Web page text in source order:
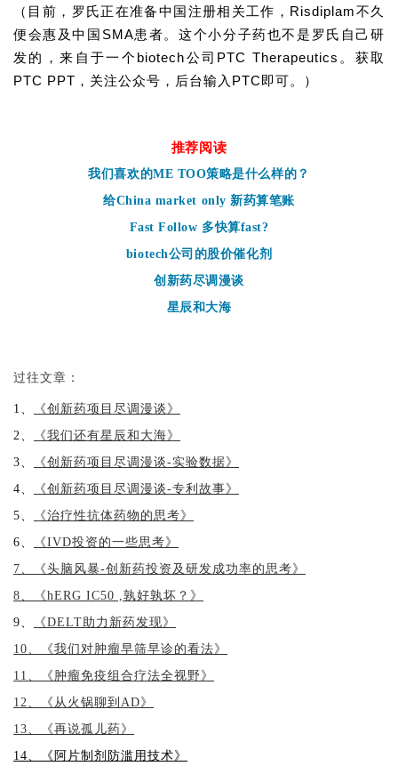
（目前，罗氏正在准备中国注册相关工作，Risdiplam不久
便会惠及中国SMA患者。这个小分子药也不是罗氏自己研
发的，来自于一个biotech公司PTC Therapeutics。获取
PTC PPT，关注公众号，后台输入PTC即可。
）
推荐阅读
我们喜欢的ME TOO策略是什么样的？
给China market only 新药算笔账
Fast Follow 多快算fast?
biotech公司的股价催化剂
创新药尽调漫谈
星辰和大海
过往文章：
1、
《创新药项目尽调漫谈》
2、
《我们还有星辰和大海》
3、
《创新药项目尽调漫谈-实验数据》
4、
《创新药项目尽调漫谈-专利故事》
5、
《治疗性抗体药物的思考》
6、
《IVD投资的一些思考》
7、《头脑风暴-创新药投资及研发成功率的思考》
8、《hERG IC50 ,孰好孰坏？》
9、
《DELT助力新药发现》
10、《我们对肿瘤早筛早诊的看法》
11、《肿瘤免疫组合疗法全视野》
12、《从火锅聊到AD》
13、《再说孤儿药》
14、《阿片制剂防滥用技术》